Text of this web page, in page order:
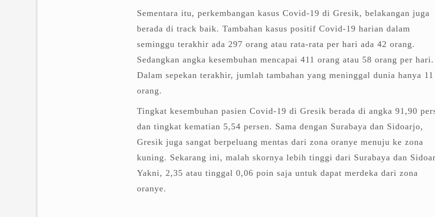
Sementara itu, perkembangan kasus Covid-19 di Gresik, belakangan juga
berada di track baik. Tambahan kasus positif Covid-19 harian dalam
seminggu terakhir ada 297 orang atau rata-rata per hari ada 42 orang.
Sedangkan angka kesembuhan mencapai 411 orang atau 58 orang per hari.
Dalam sepekan terakhir, jumlah tambahan yang meninggal dunia hanya 11
orang.
Tingkat kesembuhan pasien Covid-19 di Gresik berada di angka 91,90
dan tingkat kematian 5,54 persen. Sama dengan Surabaya dan Sidoarjo,
Gresik juga sangat berpeluang mentas dari zona oranye menuju ke zona
kuning. Sekarang ini, malah skornya lebih tinggi dari Surabaya dan
Yakni, 2,35 atau tinggal 0,06 poin saja untuk dapat merdeka dari zona
oranye.